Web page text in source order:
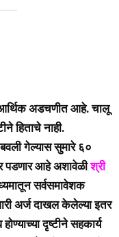
अडचणीत आहे. चालू
हिताचे नाही.
गेल्यास सुमारे ६०
पडणार आहे अशावेळीश्री
सर्वसमावेशक
अर्ज दाखल केलेल्या इतर
दृष्टीने सहकार्य